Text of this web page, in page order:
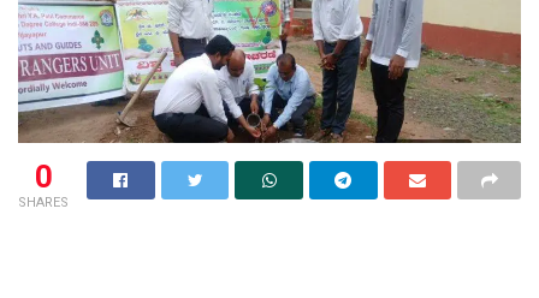
0
SHARES